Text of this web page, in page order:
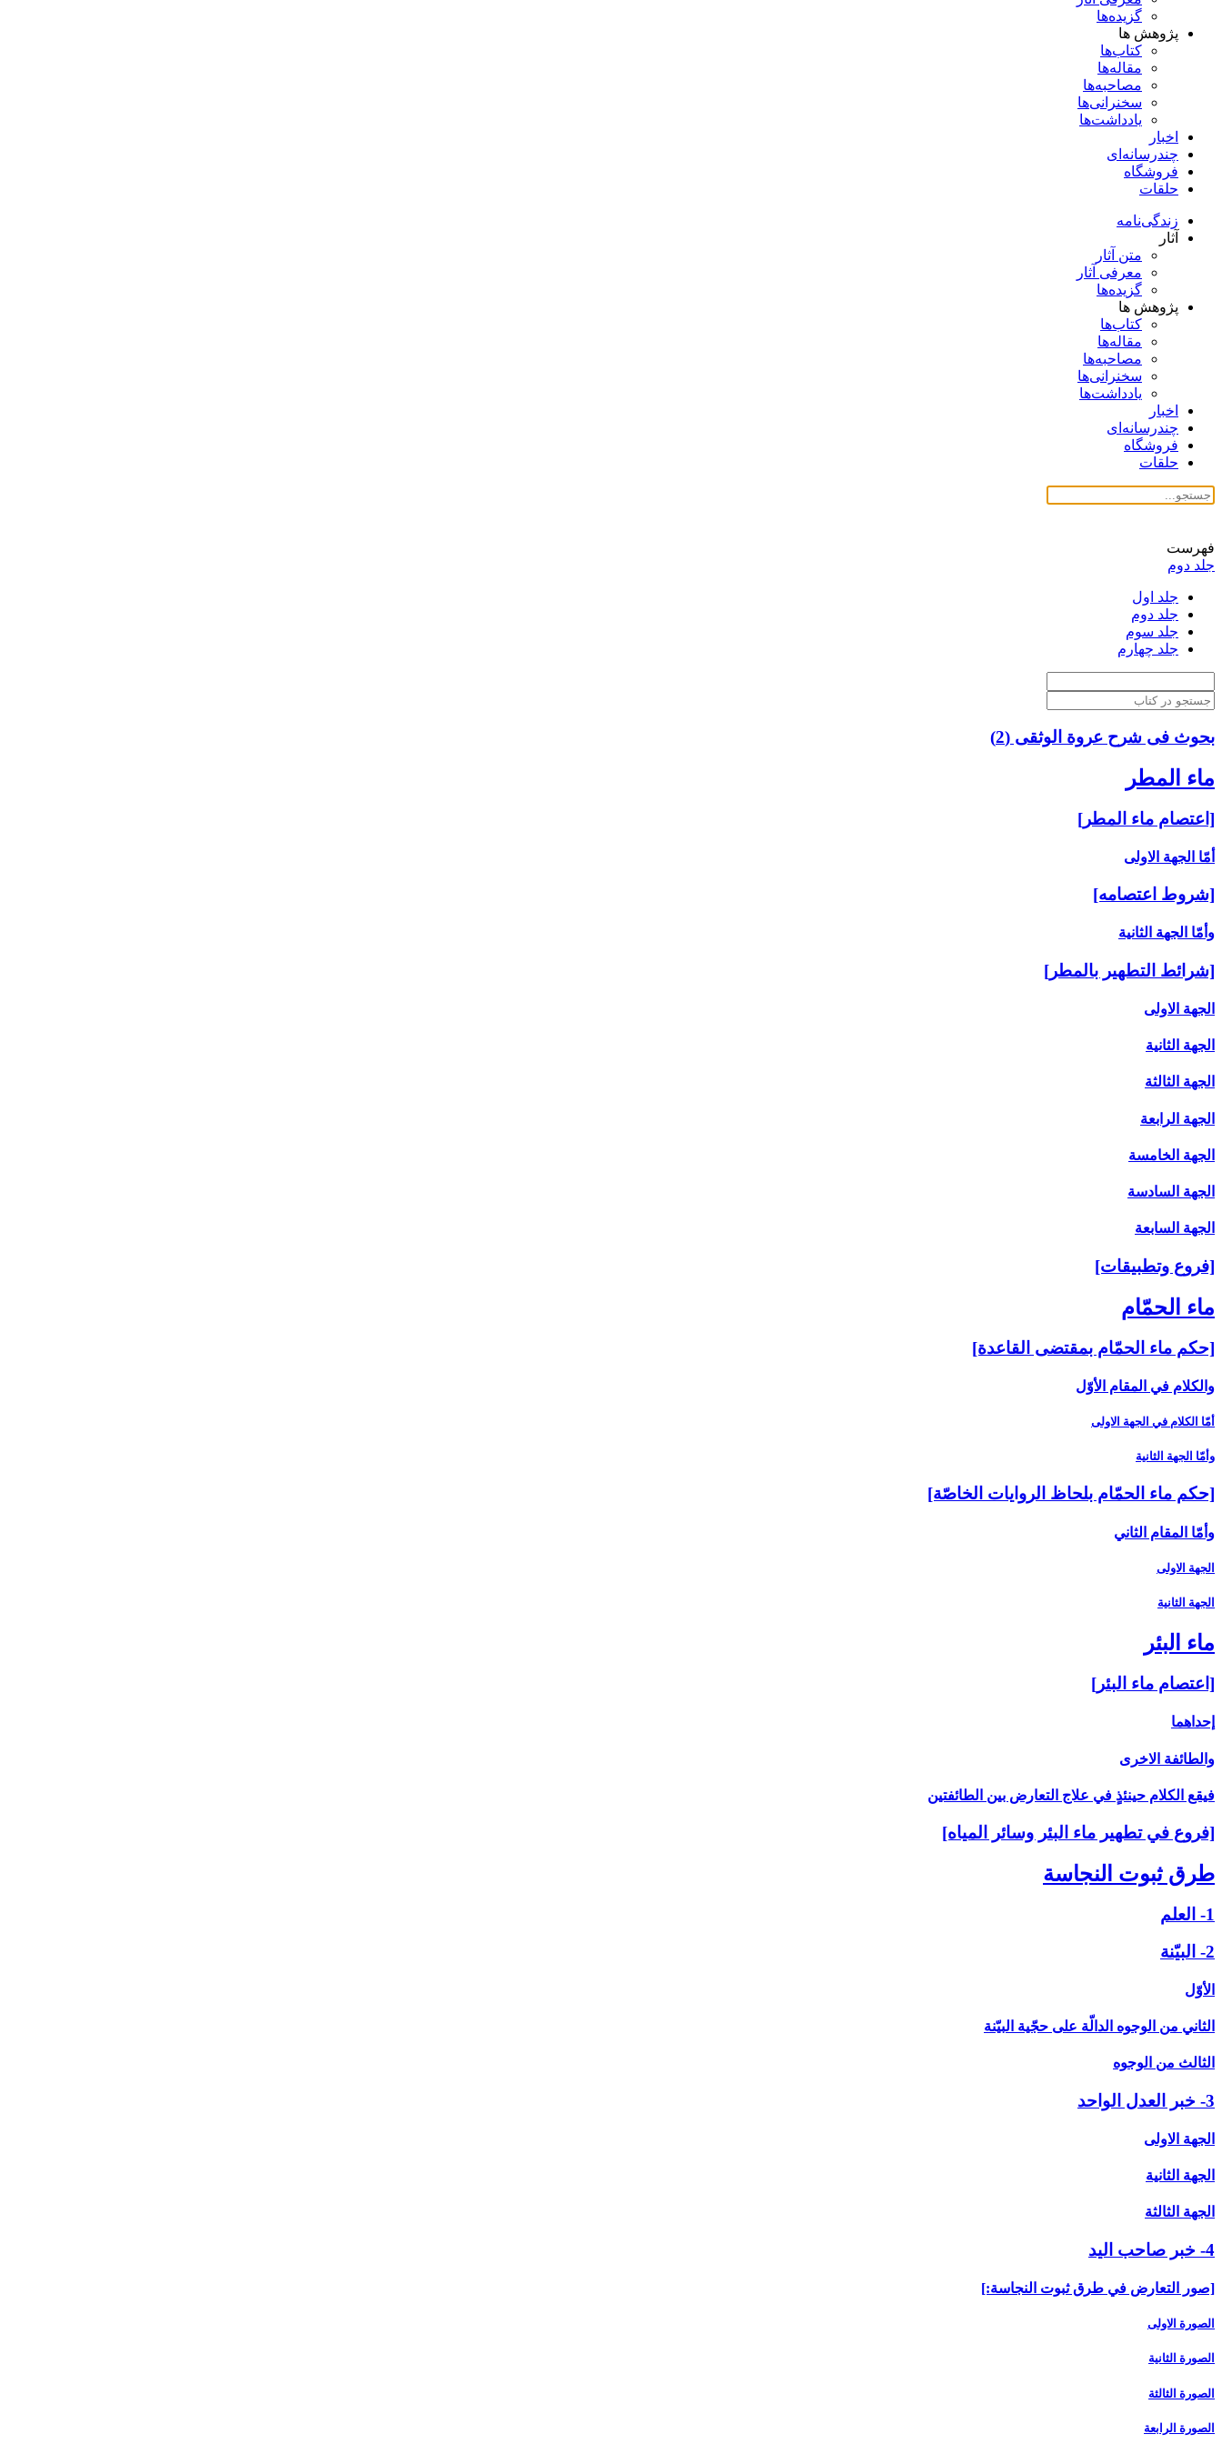
گزیده‌ها
پژوهش ها
کتاب‌ها
مقاله‌ها
مصاحبه‌ها
سخنرانی‌ها
یادداشت‌ها
اخبار
چندرسانه‌ای
فروشگاه
حلقات
زندگی‌نامه
آثار
متن آثار
معرفی آثار
گزیده‌ها
پژوهش ها
کتاب‌ها
مقاله‌ها
مصاحبه‌ها
سخنرانی‌ها
یادداشت‌ها
اخبار
چندرسانه‌ای
فروشگاه
حلقات
فهرست
جلد دوم
جلد اول
جلد دوم
جلد سوم
جلد چهارم
بحوث فی شرح عروة الوثقی (2)
ماء المطر
[اعتصام ماء المطر]
أمّا الجهة الاولى‏
[شروط اعتصامه‏]
وأمّا الجهة الثانية
[شرائط التطهير بالمطر]
الجهة الاولى
الجهة الثانية
الجهة الثالثة
الجهة الرابعة
الجهة الخامسة
الجهة السادسة
الجهة السابعة
[فروع وتطبيقات‏]
ماء الحمّام‏
[حكم ماء الحمّام بمقتضى القاعدة]
والكلام في المقام الأوّل‏
أمّا الكلام في الجهة الاولى‏
وأمّا الجهة الثانية
[حكم ماء الحمّام بلحاظ الروايات الخاصّة]
وأمّا المقام الثاني‏
الجهة الاولى
الجهة الثانية
ماء البئر
[اعتصام ماء البئر]
إحداهما
والطائفة الاخرى‏
فيقع الكلام حينئذٍ في علاج التعارض بين الطائفتين
[فروع في تطهير ماء البئر وسائر المياه‏]
طرق ثبوت النجاسة
1- العلم
2- البيّنة
الأوّل
الثاني من الوجوه الدالّة على حجّية البيّنة
الثالث من الوجوه
3- خبر العدل الواحد
الجهة الاولى
الجهة الثانية
الجهة الثالثة
4- خبر صاحب اليد
[صور التعارض في طرق ثبوت النجاسة:]
الصورة الاولى
الصورة الثانية
الصورة الثالثة
الصورة الرابعة